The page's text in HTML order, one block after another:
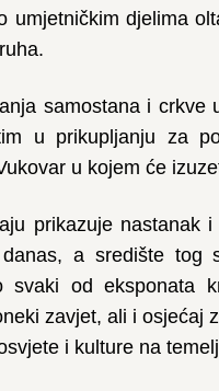
umjetničkim djelima
samostana i crkve
u prikupljanju za
u kojem će
prikazuje nastanak
a središte tog
svaki od eksponata
zavjet, ali i osjećaj
i kulture na